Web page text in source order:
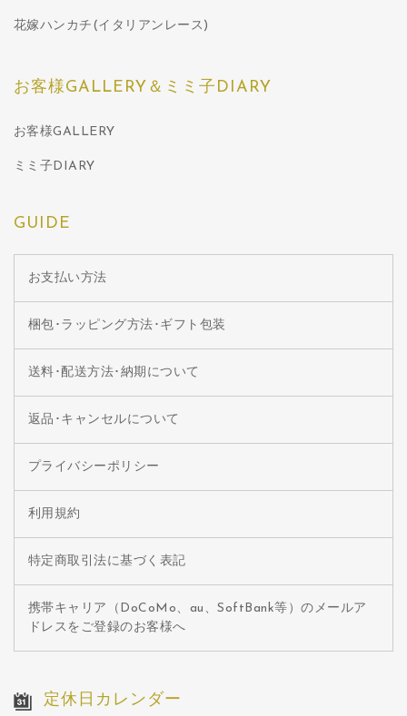
花嫁ハンカチ(イタリアンレース)
お客様GALLERY＆ミミ子DIARY
お客様GALLERY
ミミ子DIARY
GUIDE
お支払い方法
梱包･ラッピング方法･ギフト包装
送料･配送方法･納期について
返品･キャンセルについて
プライバシーポリシー
利用規約
特定商取引法に基づく表記
携帯キャリア（DoCoMo、au、SoftBank等）のメールア
ドレスをご登録のお客様へ
定休日カレンダー